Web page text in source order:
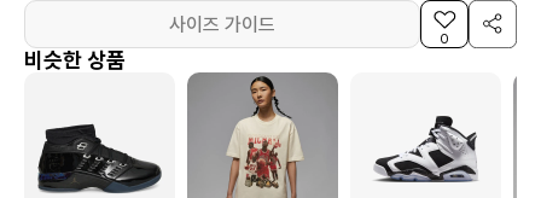
사이즈 가이드
0
비슷한 상품